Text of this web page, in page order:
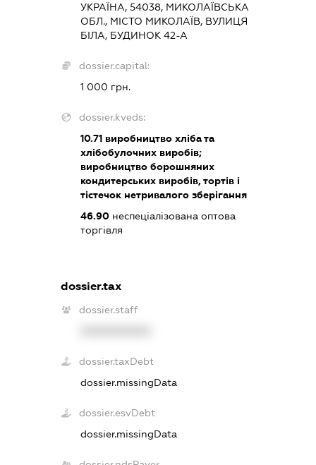
УКРАЇНА, 54038, МИКОЛАЇВСЬКА
ОБЛ., МІСТО МИКОЛАЇВ, ВУЛИЦЯ
БІЛА, БУДИНОК 42-А
dossier.capital:
1 000 грн.
dossier.kveds:
10.71виробництво хліба та
хлібобулочних виробів;
виробництво борошняних
кондитерських виробів, тортів і
тістечок нетривалого зберігання
46.90неспеціалізована оптова
торгівля
dossier.tax
dossier.staff
dossier.taxDebt
dossier.missingData
dossier.esvDebt
dossier.missingData